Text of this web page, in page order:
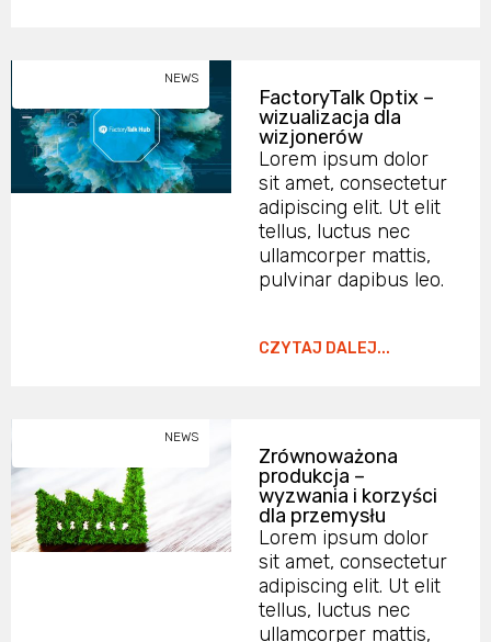
NEWS
FactoryTalk Optix –
wizualizacja dla
wizjonerów
Lorem ipsum dolor
sit amet, consectetur
adipiscing elit. Ut elit
tellus, luctus nec
ullamcorper mattis,
pulvinar dapibus leo.
CZYTAJ DALEJ...
NEWS
Zrównoważona
produkcja –
wyzwania i korzyści
dla przemysłu
Lorem ipsum dolor
sit amet, consectetur
adipiscing elit. Ut elit
tellus, luctus nec
ullamcorper mattis,